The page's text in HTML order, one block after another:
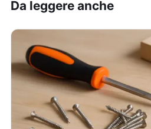
Da leggere anche